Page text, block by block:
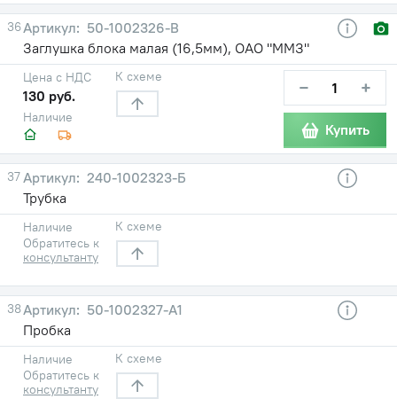
36
50-1002326-В
Заглушка блока малая (16,5мм), ОАО "ММЗ"
Наличие
Цена с НДС
130 руб.
К схеме − +
Купить
37
240-1002323-Б
Трубка
Наличие
Обратитесь к
консультанту
К схеме
38
50-1002327-А1
Пробка
Наличие
Обратитесь к
консультанту
К схеме